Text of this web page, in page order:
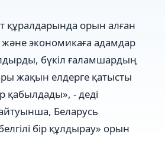
құралдарында орын алған
экономикаға адамдар
бүкіл ғаламшардың
жақын елдерге қатысты
- деді
Беларусь
бір құлдырау» орын